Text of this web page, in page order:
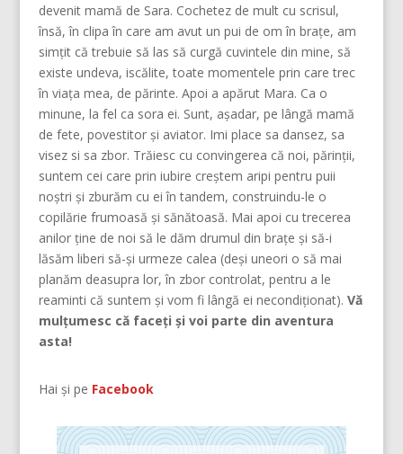
devenit mamă de Sara. Cochetez de mult cu scrisul,
însă, în clipa în care am avut un pui de om în brațe, am
simțit că trebuie să las să curgă cuvintele din mine, să
existe undeva, iscălite, toate momentele prin care trec
în viața mea, de părinte. Apoi a apărut Mara. Ca o
minune, la fel ca sora ei. Sunt, așadar, pe lângă mamă
de fete, povestitor și aviator. Imi place sa dansez, sa
visez si sa zbor. Trăiesc cu convingerea că noi, părinţii,
suntem cei care prin iubire creştem aripi pentru puii
noştri şi zburăm cu ei în tandem, construindu-le o
copilărie frumoasă şi sănătoasă. Mai apoi cu trecerea
anilor ține de noi să le dăm drumul din braţe și să-i
lăsăm liberi să-și urmeze calea (deşi uneori o să mai
planăm deasupra lor, în zbor controlat, pentru a le
reaminti că suntem şi vom fi lângă ei necondiţionat). Vă
mulțumesc că faceți și voi parte din aventura
asta!
Hai și pe Facebook